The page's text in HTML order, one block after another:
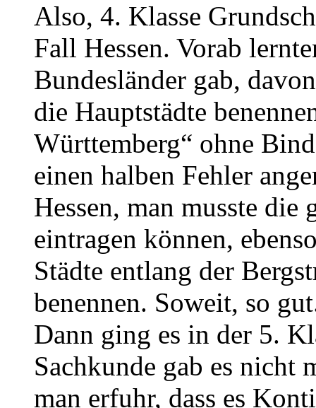
Also, 4. Klasse
Fall Hessen. Vorab
Bundesländer gab,
die Hauptstädte
Württemberg“ ohne
einen halben Fehler
Hessen, man musste
eintragen können,
Städte entlang der
benennen. Soweit, so
Dann ging es in der 5.
Sachkunde gab es nicht
man erfuhr, dass es